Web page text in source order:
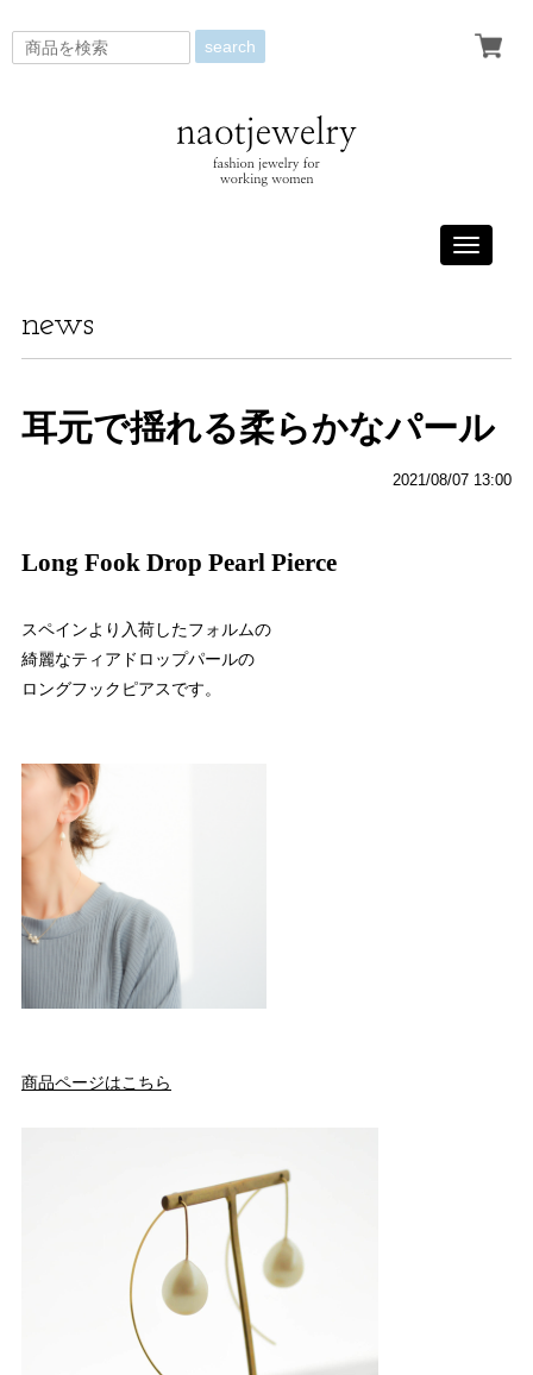
search
Toggle
news
耳元で揺れる柔らかなパール
2021/08/07 13:00
Long Fook Drop Pearl Pierce
スペインより入荷したフォルムの
綺麗なティアドロップパールの
ロングフックピアスです。
商品ページはこちら